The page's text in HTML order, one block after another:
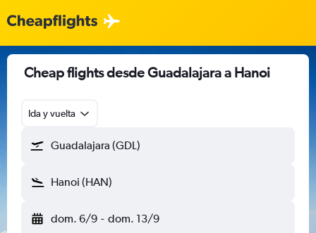
Cheap flights desde Guadalajara a Hanoi
Ida y vuelta
Guadalajara (GDL)
Hanoi (HAN)
dom. 6/9 - dom. 13/9